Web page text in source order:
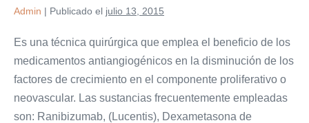
Admin | Publicado el julio 13, 2015
Es una técnica quirúrgica que emplea el beneficio de los
medicamentos antiangiogénicos en la disminución de los
factores de crecimiento en el componente proliferativo o
neovascular. Las sustancias frecuentemente empleadas
son: Ranibizumab, (Lucentis), Dexametasona de